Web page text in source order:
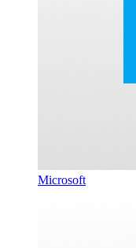
Microsoft